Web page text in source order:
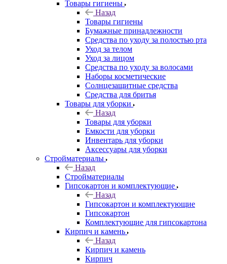
Товары гигиены
Назад
Товары гигиены
Бумажные принадлежности
Средства по уходу за полостью рта
Уход за телом
Уход за лицом
Средства по уходу за волосами
Наборы косметические
Солнцезащитные средства
Средства для бритья
Товары для уборки
Назад
Товары для уборки
Емкости для уборки
Инвентарь для уборки
Аксессуары для уборки
Стройматериалы
Назад
Стройматериалы
Гипсокартон и комплектующие
Назад
Гипсокартон и комплектующие
Гипсокартон
Комплектующие для гипсокартона
Кирпич и камень
Назад
Кирпич и камень
Кирпич